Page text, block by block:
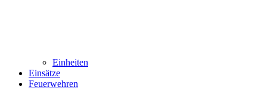
Einheiten
Einsätze
Feuerwehren